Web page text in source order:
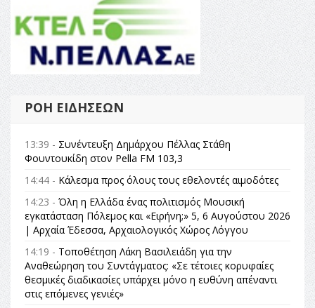
ΡΟΉ ΕΙΔΉΣΕΩΝ
13:39 - Συνέντευξη Δημάρχου Πέλλας Στάθη
Φουντουκίδη στον Pella FM 103,3
14:44 - Κάλεσμα προς όλους τους εθελοντές αιμοδότες
14:23 - Όλη η Ελλάδα ένας πολιτισμός Μουσική
εγκατάσταση Πόλεμος και «Ειρήνη;» 5, 6 Αυγούστου 2026
| Αρχαία Έδεσσα, Αρχαιολογικός Χώρος Λόγγου
14:19 - Τοποθέτηση Λάκη Βασιλειάδη για την
Αναθεώρηση του Συντάγματος: «Σε τέτοιες κορυφαίες
θεσμικές διαδικασίες υπάρχει μόνο η ευθύνη απέναντι
στις επόμενες γενιές»